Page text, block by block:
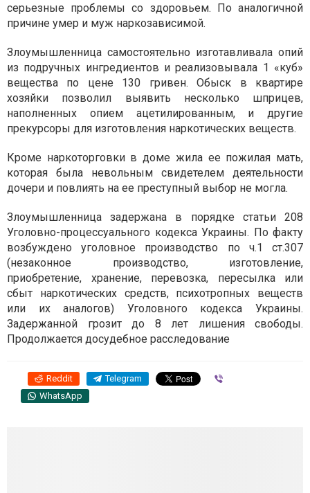
серьезные проблемы со здоровьем. По аналогичной
причине умер и муж наркозависимой.
Злоумышленница самостоятельно изготавливала опий
из подручных ингредиентов и реализовывала 1 «куб»
вещества по цене 130 гривен. Обыск в квартире
хозяйки позволил выявить несколько шприцев,
наполненных опием ацетилированным, и другие
прекурсоры для изготовления наркотических веществ.
Кроме наркоторговки в доме жила ее пожилая мать,
которая была невольным свидетелем деятельности
дочери и повлиять на ее преступный выбор не могла.
Злоумышленница задержана в порядке статьи 208
Уголовно-процессуального кодекса Украины. По факту
возбуждено уголовное производство по ч.1 ст.307
(незаконное производство, изготовление,
приобретение, хранение, перевозка, пересылка или
сбыт наркотических средств, психотропных веществ
или их аналогов) Уголовного кодекса Украины.
Задержанной грозит до 8 лет лишения свободы.
Продолжается досудебное расследование
Reddit Telegram
WhatsApp